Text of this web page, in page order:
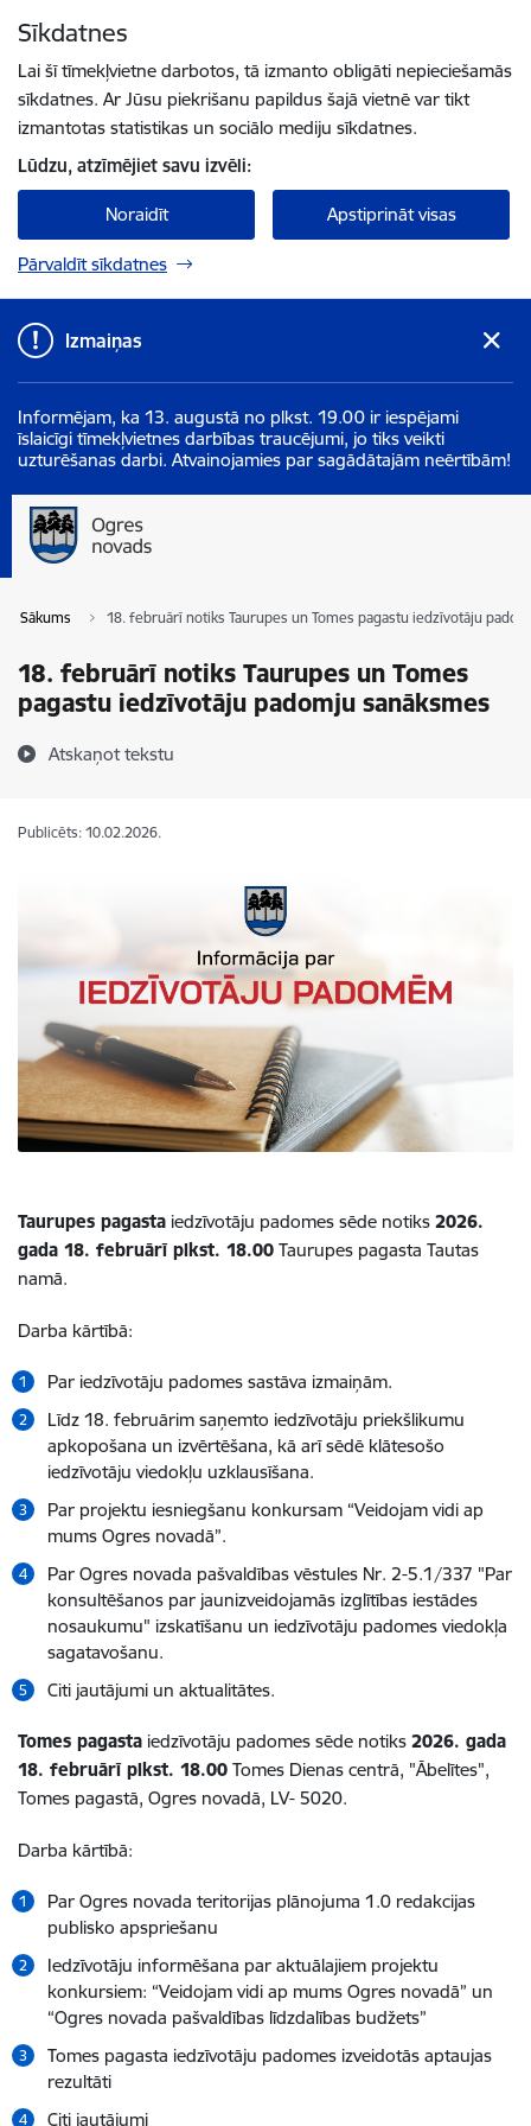
Sīkdatnes
Lai šī tīmekļvietne darbotos, tā izmanto obligāti nepieciešamās
sīkdatnes. Ar Jūsu piekrišanu papildus šajā vietnē var tikt
izmantotas statistikas un sociālo mediju sīkdatnes.
Lūdzu, atzīmējiet savu izvēli:
Noraidīt Apstiprināt visas
Pārvaldīt sīkdatnes
Izmaiņas
Informējam, ka 13. augustā no plkst. 19.00 ir iespējami
īslaicīgi tīmekļvietnes darbības traucējumi, jo tiks veikti
uzturēšanas darbi. Atvainojamies par sagādātajām neērtībām!
Sākums 18. februārī notiks Taurupes un Tomes pagastu iedzīvotāju
18. februārī notiks Taurupes un Tomes
pagastu iedzīvotāju padomju sanāksmes
Atskaņot tekstu
Publicēts: 10.02.2026.
Taurupes pagasta iedzīvotāju padomes sēde notiks 2026.
gada 18. februārī plkst. 18.00 Taurupes pagasta Tautas
namā.
Darba kārtībā:
Par iedzīvotāju padomes sastāva izmaiņām.
Līdz 18. februārim saņemto iedzīvotāju priekšlikumu
apkopošana un izvērtēšana, kā arī sēdē klātesošo
iedzīvotāju viedokļu uzklausīšana.
Par projektu iesniegšanu konkursam “Veidojam vidi ap
mums Ogres novadā”.
Par Ogres novada pašvaldības vēstules Nr. 2-5.1/337 "Par
konsultēšanos par jaunizveidojamās izglītības iestādes
nosaukumu" izskatīšanu un iedzīvotāju padomes viedokļa
sagatavošanu.
Citi jautājumi un aktualitātes.
Tomes pagasta iedzīvotāju padomes sēde notiks 2026. gada
18. februārī plkst. 18.00 Tomes Dienas centrā, "Ābelītes",
Tomes pagastā, Ogres novadā, LV- 5020.
Darba kārtībā:
Par Ogres novada teritorijas plānojuma 1.0 redakcijas
publisko apspriešanu
Iedzīvotāju informēšana par aktuālajiem projektu
konkursiem: “Veidojam vidi ap mums Ogres novadā” un
“Ogres novada pašvaldības līdzdalības budžets”
Tomes pagasta iedzīvotāju padomes izveidotās aptaujas
rezultāti
Citi jautājumi